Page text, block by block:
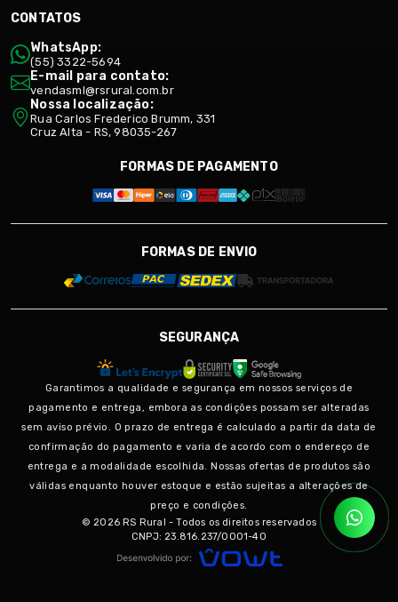
CONTATOS
WhatsApp:
(55) 3322-5694
E-mail para contato:
vendasml@rsrural.com.br
Nossa localização:
Rua Carlos Frederico Brumm, 331
Cruz Alta - RS, 98035-267
FORMAS DE PAGAMENTO
FORMAS DE ENVIO
SEGURANÇA
Garantimos a qualidade e segurança em nossos serviços de
pagamento e entrega, embora as condições possam ser alteradas
sem aviso prévio. O prazo de entrega é calculado a partir da data de
confirmação do pagamento e varia de acordo com o endereço de
entrega e a modalidade escolhida. Nossas ofertas de produtos são
válidas enquanto houver estoque e estão sujeitas a alterações de
preço e condições.
© 2026 RS Rural - Todos os direitos reservados
CNPJ: 23.816.237/0001-40